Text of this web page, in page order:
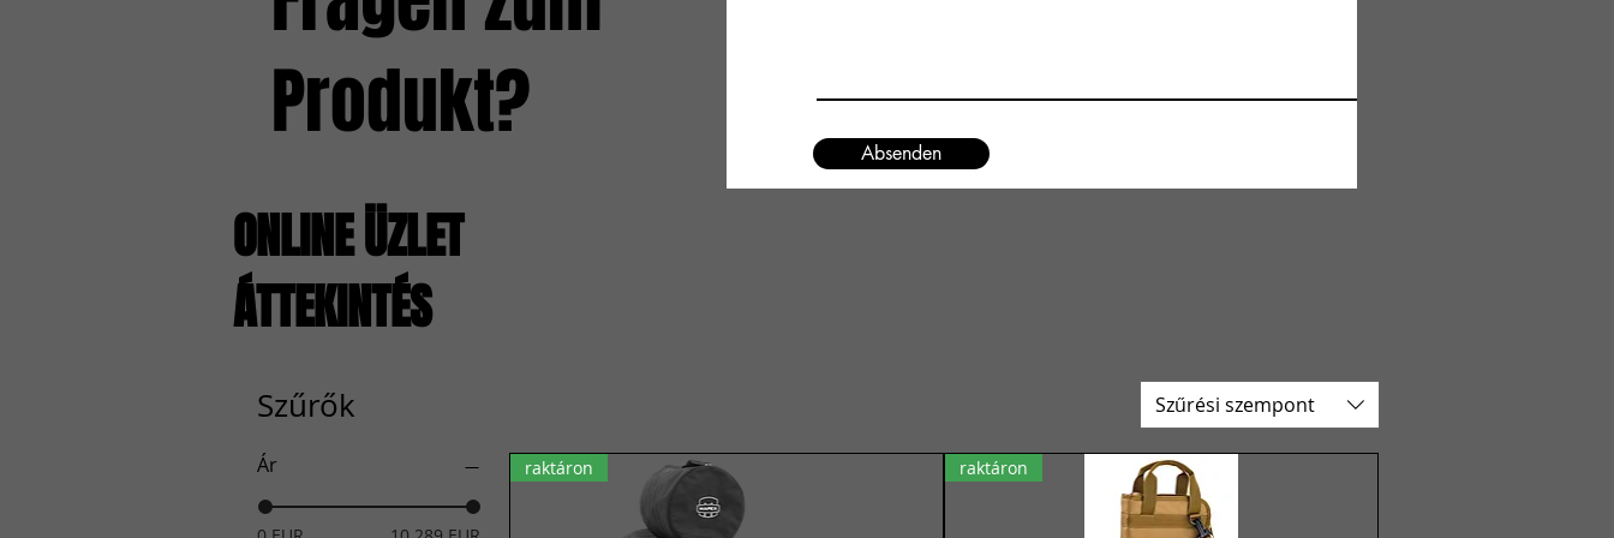
Produkt?
Absenden
ONLINE ÜZLET
ÁTTEKINTÉS
Szűrők
Ár
Szűrési szempont
raktáron raktáron